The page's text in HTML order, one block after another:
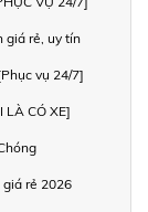
giá rẻ, uy tín
vụ 24/7]
LÀ CÓ XE]
rẻ 2026